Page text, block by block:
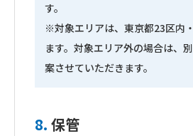
す。
※対象エリアは、東京都23区内
ます。対象エリア外の場合は、
案させていただきます。
8. 保管